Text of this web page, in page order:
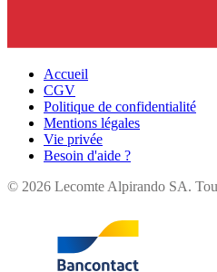
Accueil
CGV
Politique de confidentialité
Mentions légales
Vie privée
Besoin d'aide ?
© 2026 Lecomte Alpirando SA.